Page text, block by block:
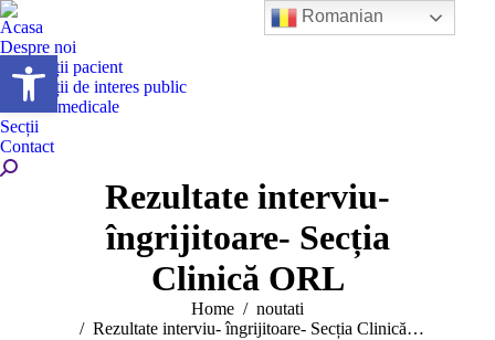
Deschide bara de unelte
Acasa
Despre noi
Informații pacient
Informații de interes public
Servicii medicale
Secții
Contact
Search:
Rezultate interviu-
îngrijitoare- Secția
Clinică ORL
Home
noutati
Rezultate interviu- îngrijitoare- Secția Clinică…
Romanian